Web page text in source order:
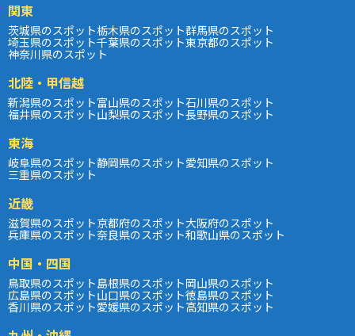
関東
茨城県のスポット栃木県のスポット群馬県のスポット
埼玉県のスポット千葉県のスポット東京都のスポット
神奈川県のスポット
北陸・甲信越
新潟県のスポット富山県のスポット石川県のスポット
福井県のスポット山梨県のスポット長野県のスポット
東海
岐阜県のスポット静岡県のスポット愛知県のスポット
三重県のスポット
近畿
滋賀県のスポット京都府のスポット大阪府のスポット
兵庫県のスポット奈良県のスポット和歌山県のスポット
中国・四国
鳥取県のスポット島根県のスポット岡山県のスポット
広島県のスポット山口県のスポット徳島県のスポット
香川県のスポット愛媛県のスポット高知県のスポット